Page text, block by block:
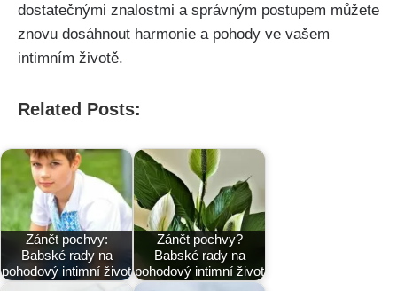
dostatečnými znalostmi⁣ a⁢ správným postupem můžete⁣
znovu dosáhnout harmonie a ​pohody ve vašem
intimním životě.
Related Posts:
Zánět pochvy:
Babské rady na
pohodový intimní život
Zánět pochvy?
Babské rady na
pohodový intimní život